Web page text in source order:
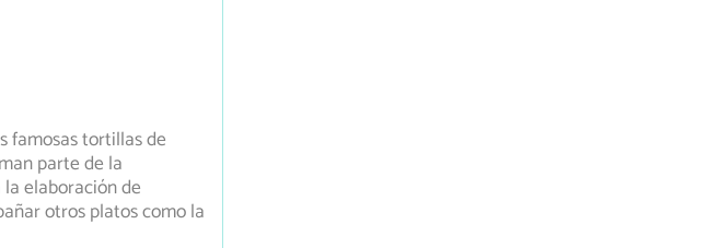
famosas tortillas de
parte de la
elaboración de
otros platos como la